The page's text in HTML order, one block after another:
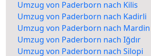
Umzug von Paderborn nach Kilis
Umzug von Paderborn nach Kadirli
Umzug von Paderborn nach Mardin
Umzug von Paderborn nach Iğdır
Umzug von Paderborn nach Silopi